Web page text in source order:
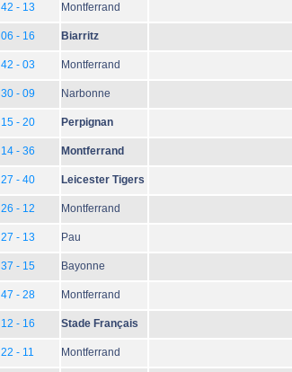
42 - 13 Montferrand
06 - 16 Biarritz
42 - 03 Montferrand
30 - 09 Narbonne
15 - 20 Perpignan
14 - 36 Montferrand
27 - 40 Leicester Tigers
26 - 12 Montferrand
27 - 13 Pau
37 - 15 Bayonne
47 - 28 Montferrand
12 - 16 Stade Français
22 - 11 Montferrand